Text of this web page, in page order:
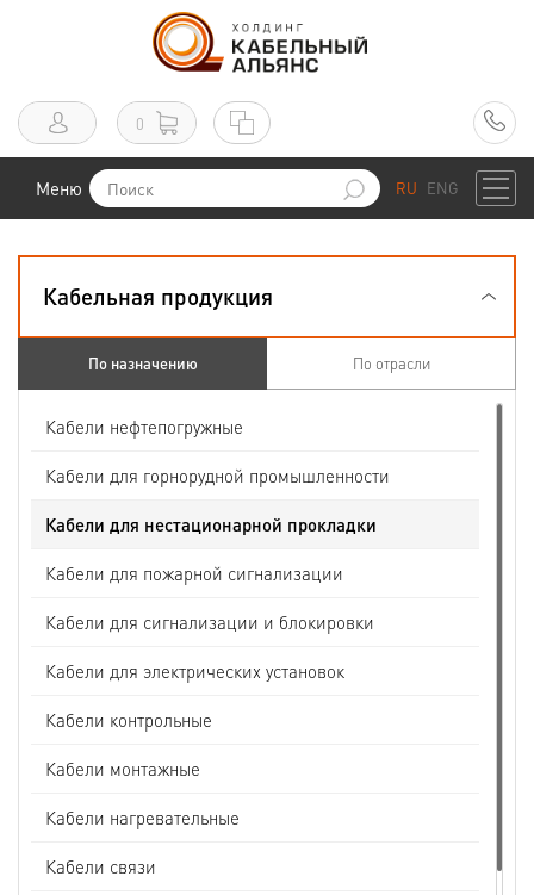
0
Меню RU ENG
Кабельная продукция
По назначению По отрасли
Кабели нефтепогружные
Кабели для горнорудной промышленности
Кабели для нестационарной прокладки
Кабели для пожарной сигнализации
Кабели для сигнализации и блокировки
Кабели для электрических установок
Кабели контрольные
Кабели монтажные
Кабели нагревательные
Кабели связи